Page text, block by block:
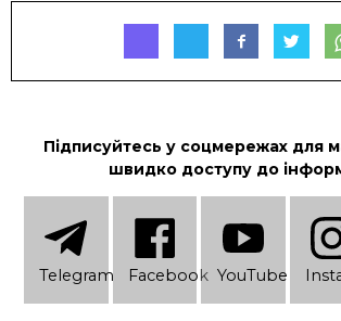
Підписуйтесь у соцмережах для
швидко доступу до
Telеgram Facebook YouTube